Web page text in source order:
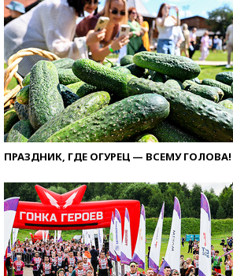
ПРАЗДНИК, ГДЕ ОГУРЕЦ — ВСЕМУ ГОЛОВА!